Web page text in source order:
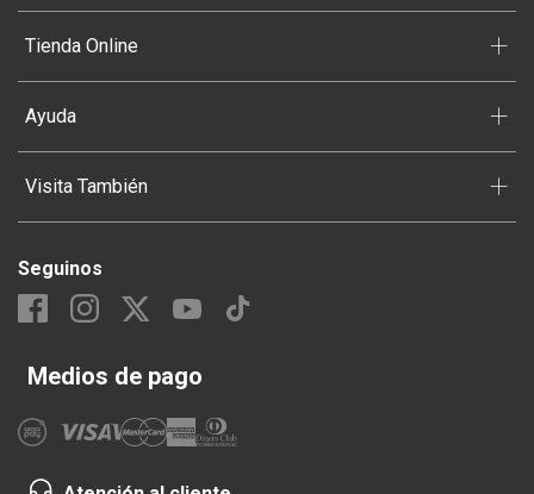
Tienda Online +
Ayuda +
Visita También +
Seguinos
Medios de pago